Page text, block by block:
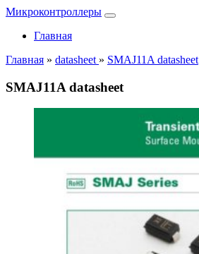
Микроконтроллеры
Главная
Главная » datasheet » SMAJ11A datasheet
SMAJ11A datasheet